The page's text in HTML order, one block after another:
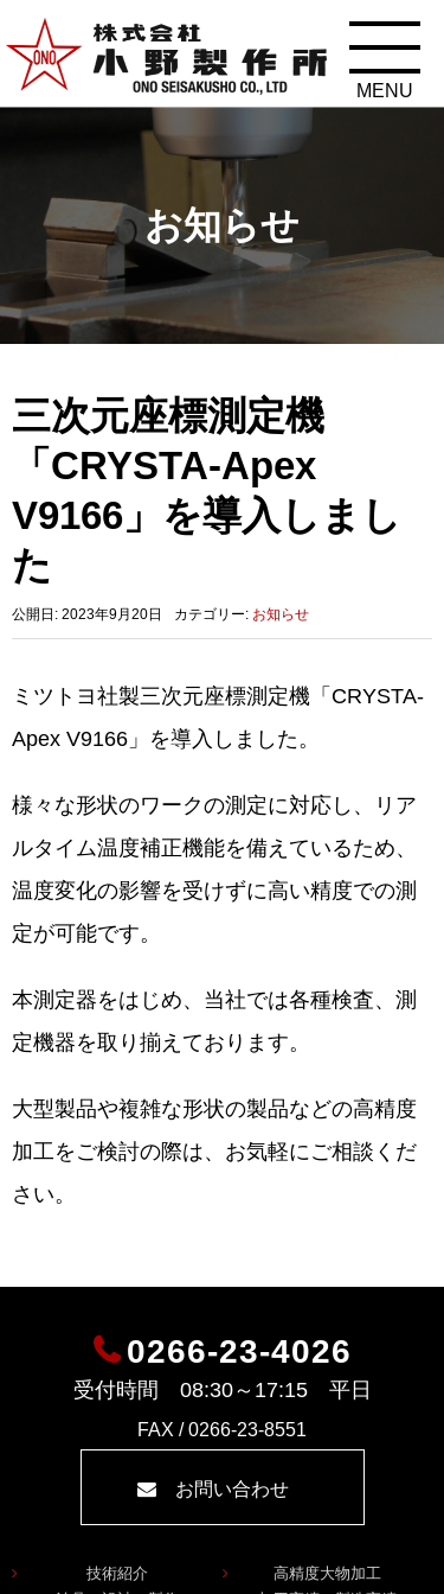
お知らせ
三次元座標測定機
「CRYSTA-Apex
V9166」を導入しまし
た
公開日: 2023年9月20日 カテゴリー: お知らせ
ミツトヨ社製三次元座標測定機「CRYSTA-
Apex V9166」を導入しました。
様々な形状のワークの測定に対応し、リア
ルタイム温度補正機能を備えているため、
温度変化の影響を受けずに高い精度での測
定が可能です。
本測定器をはじめ、当社では各種検査、測
定機器を取り揃えております。
大型製品や複雑な形状の製品などの高精度
加工をご検討の際は、お気軽にご相談くだ
さい。
0266-23-4026
受付時間 08:30～17:15 平日
FAX / 0266-23-8551
お問い合わせ
技術紹介
高精度大物加工